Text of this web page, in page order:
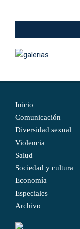
Inicio
Comunicación
Diversidad sexual
Violencia
Salud
Sociedad y cultura
Economía
Especiales
Archivo